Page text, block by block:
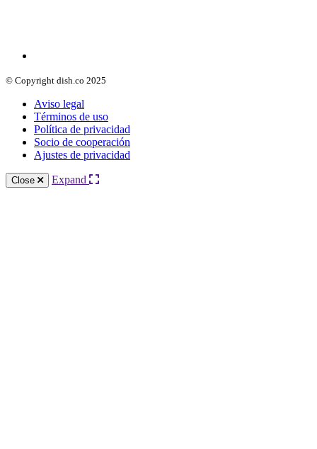
© Copyright dish.co 2025
Aviso legal
Términos de uso
Política de privacidad
Socio de cooperación
Ajustes de privacidad
Close Expand